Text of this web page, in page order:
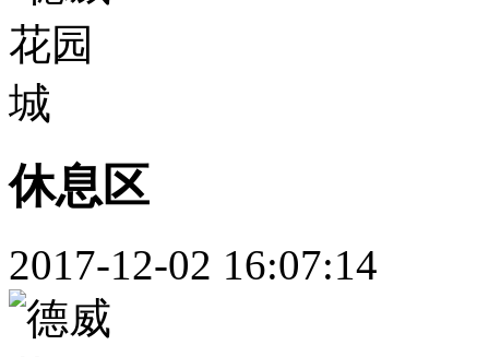
休息区
2017-12-02 16:07:14